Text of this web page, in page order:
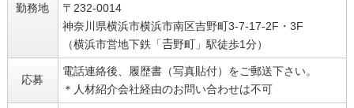
勤務地
〒232-0014
神奈川県横浜市横浜市南区吉野町3-7-17-2F・3F
（横浜市営地下鉄「𠮷野町」駅徒歩1分）
応募
電話連絡後、履歴書（写真貼付）をご郵送下さい。
＊人材紹介会社経由のお問い合わせは不可